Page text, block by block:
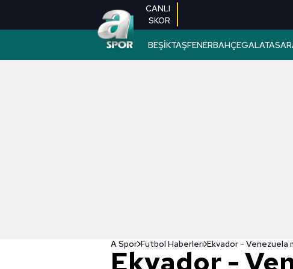
CANLI
SKOR
BEŞİKTAŞFENERBAHÇE
A Spor Futbol Haberleri
Ekvador -